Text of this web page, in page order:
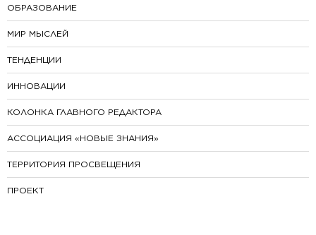
ОБРАЗОВАНИЕ
МИР МЫСЛЕЙ
ТЕНДЕНЦИИ
ИННОВАЦИИ
КОЛОНКА ГЛАВНОГО РЕДАКТОРА
АССОЦИАЦИЯ «НОВЫЕ ЗНАНИЯ»
ТЕРРИТОРИЯ ПРОСВЕЩЕНИЯ
ПРОЕКТ